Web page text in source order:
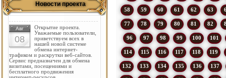
Новости проекта
Авг
08
Открытие проекта.
Уважаемые пользователи,
приветствуем всех в
нашей новой системе
обмена интернет-
трафиком и раскрутки веб-сайтов.
Сервис предназначен для обмена
визитами, посещениями и
бесплатного продвижения
58 59 60 61 62 63
77 78 79 80 81 82
96 97 98 99 100 101
114 115 116 117 118 119
132 133 134 135 136 137